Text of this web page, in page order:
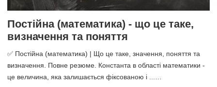
Постійна (математика) - що це таке,
визначення та поняття
✅ Постійна (математика) | Що це таке, значення, поняття та
визначення. Повне резюме. Константа в області математики -
це величина, яка залишається фіксованою і ...…